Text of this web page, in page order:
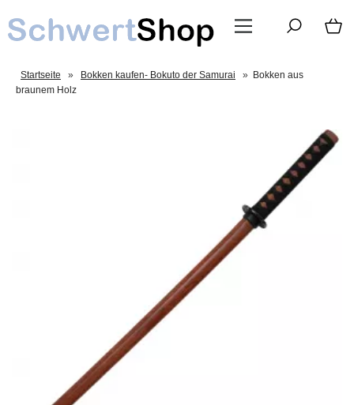
Startseite » Bokken kaufen- Bokuto der Samurai » Bokken aus
braunem Holz